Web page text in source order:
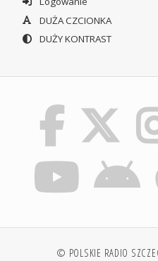
DUŻA CZCIONKA
DUŻY KONTRAST
© POLSKIE RADIO